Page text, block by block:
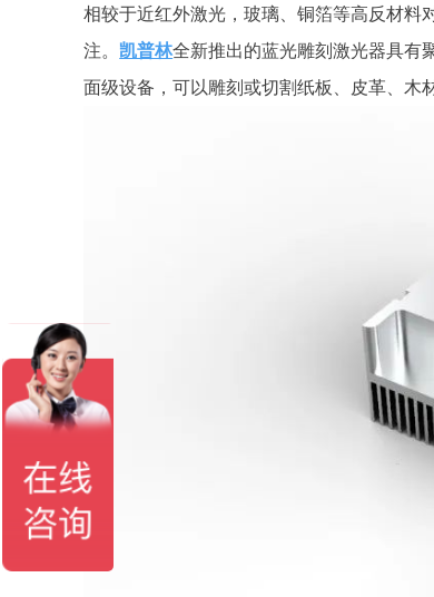
相较于近红外激光，玻璃、铜箔等高反材料
注。 凯普林全新推出的蓝光雕刻激光器具有
面级设备，可以雕刻或切割纸板、皮革、木